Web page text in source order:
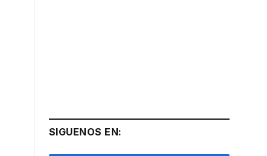
SIGUENOS EN: